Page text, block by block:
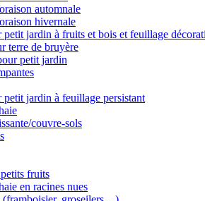
automnale
hivernale
petit jardin à fruits et bois et feuillage
terre de bruyère
petit jardin
petit jardin à feuillage persistant
couvre-sols
fruits
en racines nues